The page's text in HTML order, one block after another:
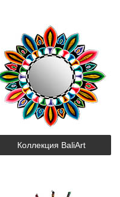
Коллекция BaliArt